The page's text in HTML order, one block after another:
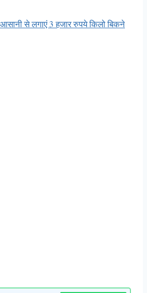
से लगाएं 3 हजार रुपये किलो बिकने